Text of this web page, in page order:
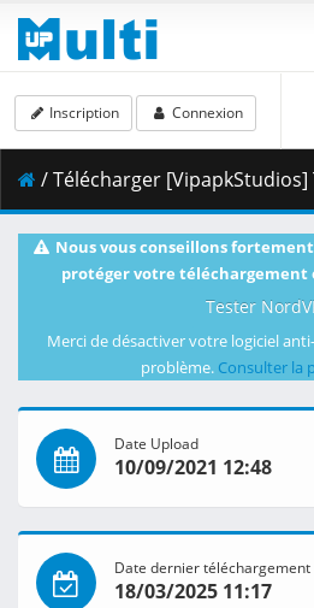
Inscription Connexion
/ Télécharger [VipapkStudios] Tunshi Xingkong - 019v1 [1080p]
Nous vous conseillons
protéger votre téléchargement
Tester
Merci de désactiver votre logiciel
problème. Consulter la
Date Upload
10/09/2021 12:48
Date dernier téléchargement
18/03/2025 11:17